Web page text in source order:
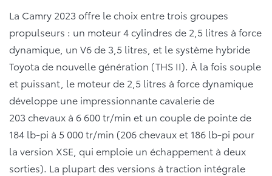
La Camry 2023 offre le choix entre trois groupes
propulseurs : un moteur 4 cylindres de 2,5 litres à force
dynamique, un V6 de 3,5 litres, et le système hybride
Toyota de nouvelle génération (THS II). À la fois souple
et puissant, le moteur de 2,5 litres à force dynamique
développe une impressionnante cavalerie de
203 chevaux à 6 600 tr/min et un couple de pointe de
184 lb-pi à 5 000 tr/min (206 chevaux et 186 lb-pi pour
la version XSE, qui emploie un échappement à deux
sorties). La plupart des versions à traction intégrale